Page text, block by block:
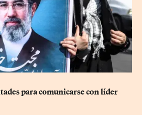
para comunicarse con líder